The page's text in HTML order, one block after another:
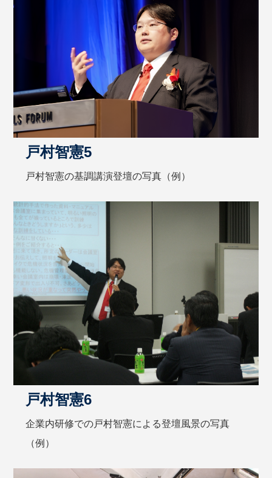
戸村智憲5
戸村智憲の基調講演登壇の写真（例）
戸村智憲6
企業内研修での戸村智憲による登壇風景の写真
（例）